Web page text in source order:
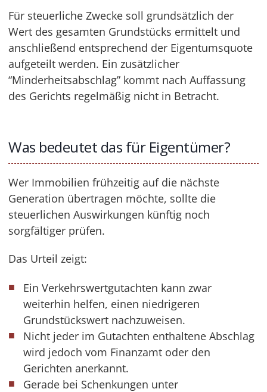
Für steuerliche Zwecke soll grundsätzlich der
Wert des gesamten Grundstücks ermittelt und
anschließend entsprechend der Eigentumsquote
aufgeteilt werden. Ein zusätzlicher
“Minderheitsabschlag” kommt nach Auffassung
des Gerichts regelmäßig nicht in Betracht.
Was bedeutet das für Eigentümer?
Wer Immobilien frühzeitig auf die nächste
Generation übertragen möchte, sollte die
steuerlichen Auswirkungen künftig noch
sorgfältiger prüfen.
Das Urteil zeigt:
Ein Verkehrswertgutachten kann zwar
weiterhin helfen, einen niedrigeren
Grundstückswert nachzuweisen.
Nicht jeder im Gutachten enthaltene Abschlag
wird jedoch vom Finanzamt oder den
Gerichten anerkannt.
Gerade bei Schenkungen unter